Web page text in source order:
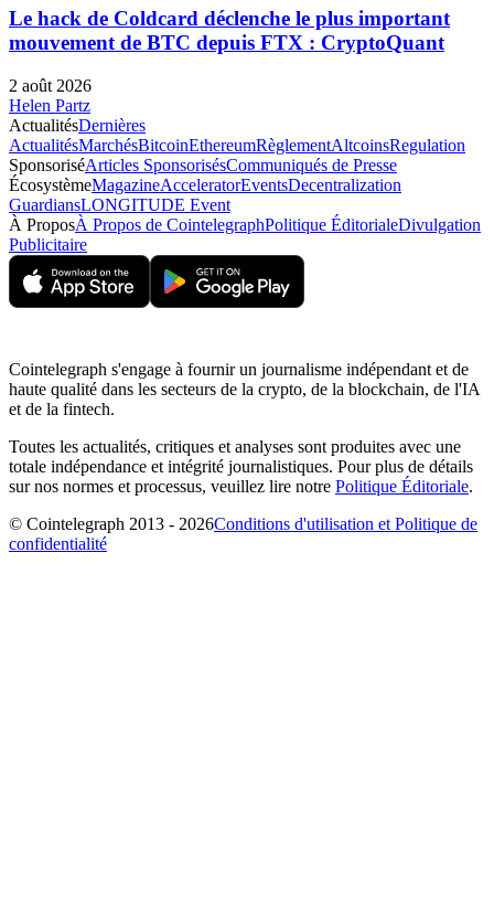
Le hack de Coldcard déclenche le plus important
mouvement de BTC depuis FTX : CryptoQuant
2 août 2026
Helen Partz
ActualitésDernières
ActualitésMarchésBitcoinEthereumRèglementAltcoinsRegulation
SponsoriséArticles SponsorisésCommuniqués de Presse
ÉcosystèmeMagazineAcceleratorEventsDecentralization
GuardiansLONGITUDE Event
À ProposÀ Propos de CointelegraphPolitique ÉditorialeDivulgation
Publicitaire
Cointelegraph s'engage à fournir un journalisme indépendant et de
haute qualité dans les secteurs de la crypto, de la blockchain, de l'IA
et de la fintech.
Toutes les actualités, critiques et analyses sont produites avec une
totale indépendance et intégrité journalistiques. Pour plus de détails
sur nos normes et processus, veuillez lire notre Politique Éditoriale.
© Cointelegraph 2013 - 2026Conditions d'utilisation et Politique de
confidentialité